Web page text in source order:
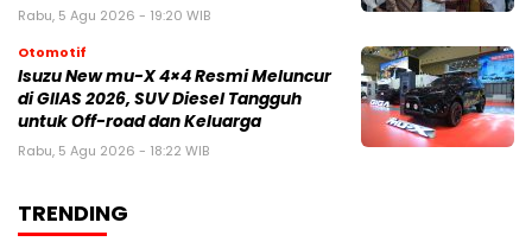
Rabu, 5 Agu 2026 - 19:20 WIB
Otomotif
Isuzu New mu-X 4×4 Resmi Meluncur
di GIIAS 2026, SUV Diesel Tangguh
untuk Off-road dan Keluarga
Rabu, 5 Agu 2026 - 18:22 WIB
TRENDING